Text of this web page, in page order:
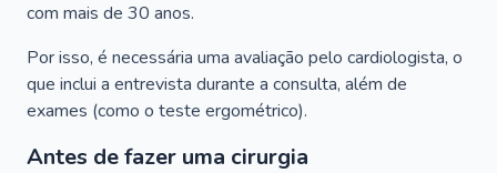
com mais de 30 anos.
Por isso, é necessária uma avaliação pelo cardiologista, o
que inclui a entrevista durante a consulta, além de
exames (como o teste ergométrico).
Antes de fazer uma cirurgia